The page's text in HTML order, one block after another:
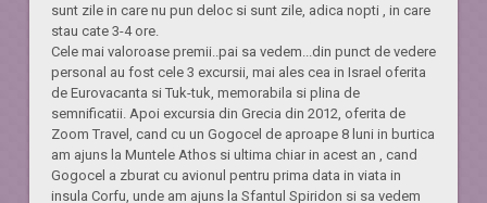
sunt zile in care nu pun deloc si sunt zile, adica nopti , in care
stau cate 3-4 ore.
Cele mai valoroase premii..pai sa vedem...din punct de vedere
personal au fost cele 3 excursii, mai ales cea in Israel oferita
de Eurovacanta si Tuk-tuk, memorabila si plina de
semnificatii. Apoi excursia din Grecia din 2012, oferita de
Zoom Travel, cand cu un Gogocel de aproape 8 luni in burtica
am ajuns la Muntele Athos si ultima chiar in acest an , cand
Gogocel a zburat cu avionul pentru prima data in viata in
insula Corfu, unde am ajuns la Sfantul Spiridon si sa vedem